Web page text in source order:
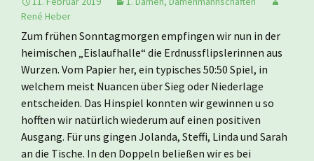
René Heber
Zum frühen Sonntagmorgen empfingen wir nun in der
heimischen „Eislaufhalle“ die Erdnussflipslerinnen aus
Wurzen. Vom Papier her, ein typisches 50:50 Spiel, in
welchem meist Nuancen über Sieg oder Niederlage
entscheiden. Das Hinspiel konnten wir gewinnen u so
hofften wir natürlich wiederum auf einen positiven
Ausgang. Für uns gingen Jolanda, Steffi, Linda und Sarah
an die Tische. In den Doppeln beließen wir es bei